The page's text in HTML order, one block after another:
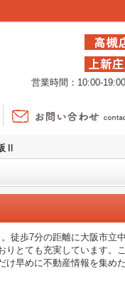
営業時間：10:00-19:00
Ⅱ
徒歩7分の距離に大阪市立
とても充実しています。
早めに不動産情報を集め